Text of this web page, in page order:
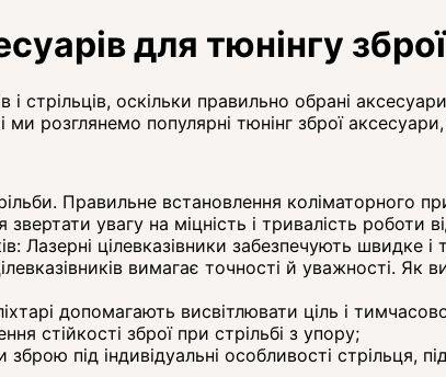
для тюнінгу зброї
стрільців, оскільки правильно обрані
розглянемо популярні тюнінг зброї
Правильне встановлення коліматорного
увагу на міцність і тривалість роботи
Лазерні цілевказівники забезпечують
вимагає точності й уважності. Як
допомагають висвітлювати ціль і
стійкості зброї при стрільбі з упору;
під індивідуальні особливості стрільця,